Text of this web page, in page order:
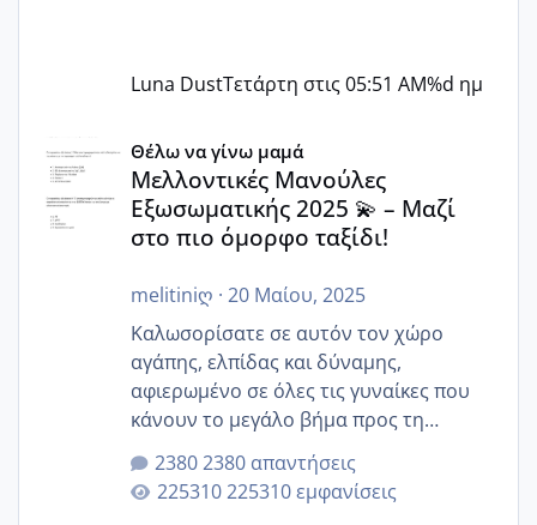
Luna DustΤετάρτη στις 05:51 AM%d ημ
Μελλοντικές Μανούλες Εξωσωματικής 2025 💫 – Μαζί
Θέλω να γίνω μαμά
Μελλοντικές Μανούλες
Εξωσωματικής 2025 💫 – Μαζί
στο πιο όμορφο ταξίδι!
melitiniღ · 20 Μαίου, 2025
Καλωσορίσατε σε αυτόν τον χώρο
αγάπης, ελπίδας και δύναμης,
αφιερωμένο σε όλες τις γυναίκες που
κάνουν το μεγάλο βήμα προς τη
μητρότητα μέσω εξωσωματικής το 2025.
Εδώ θα μοιραστούμε αγωνίες, χαρές,
εμπειρίες και κάθε μικρή ή μεγάλη
2380 απαντήσεις
225310 εμφανίσεις